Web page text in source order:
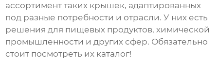
ассортимент таких крышек, адаптированных
под разные потребности и отрасли. У них есть
решения для пищевых продуктов, химической
промышленности и других сфер. Обязательно
стоит посмотреть их каталог!